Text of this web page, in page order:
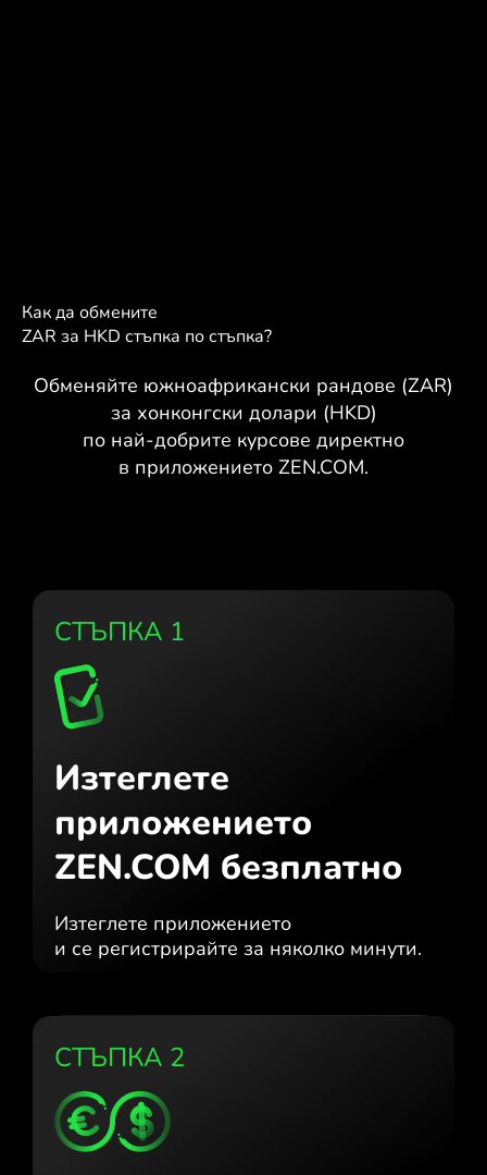
Как да обмените
ZAR за HKD стъпка по стъпка?
Обменяйте южноафрикански рандове (ZAR)
за хонконгски долари (HKD)
по най-добрите курсове директно
в приложението ZEN.COM.
СТЪПКА 1
Изтеглете
приложението
ZEN.COM безплатно
Изтеглете приложението
и се регистрирайте за няколко минути.
СТЪПКА 2